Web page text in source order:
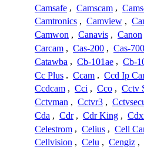
Camsafe , Camscam ,
Camtronics , Camview ,
Camwon , Canavis , Canon
Carcam , Cas-200 , Cas-700
Catawba , Cb-101ae , Cb-
Cc Plus , Ccam , Ccd Ip
Ccdcam , Cci , Cco , Cctv
Cctvman , Cctvr3 ,
Cda , Cdr , Cdr King ,
Celestrom , Celius , Cell
Cellvision , Celu , Cengiz ,